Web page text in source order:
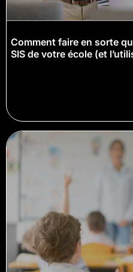
Comment faire en sorte
SIS de votre école (et